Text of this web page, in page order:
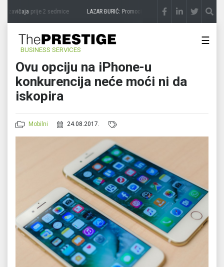
zavičajaprije 2 sedmice LAZAR ĐURIĆ: Promocija potencijal pretvara u destinaciju
BUSINESS SERVICES
☰
Ovu opciju na iPhone-u
konkurencija neće moći ni da
iskopira
Mobilni 24.08.2017.